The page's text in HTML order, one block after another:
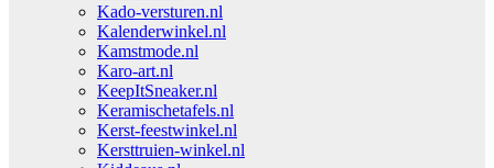
Kado-versturen.nl
Kalenderwinkel.nl
Kamstmode.nl
Karo-art.nl
KeepItSneaker.nl
Keramischetafels.nl
Kerst-feestwinkel.nl
Kersttruien-winkel.nl